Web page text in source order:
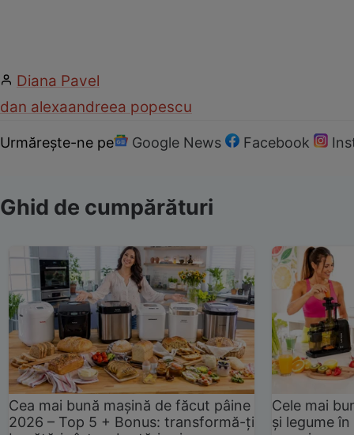
Diana Pavel
dan alexaandreea popescu
Urmărește-ne pe Google News Facebook
Ghid de cumpărături
Cea mai bună mașină de făcut pâine
2026 – Top 5 + Bonus: transformă-ți
Cele mai
și legume